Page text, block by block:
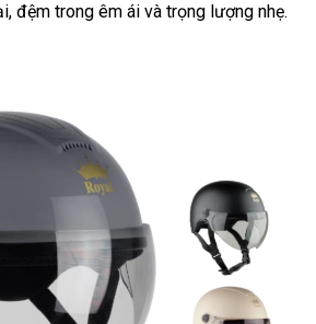
đệm trong êm ái và trọng lượng nhẹ.